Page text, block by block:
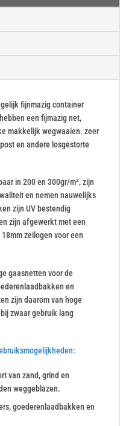
fijnmazig container
een fijmazig net,
makkelijk wegwaaien. zeer
en andere losgestorte
in 200 en 300gr/m², zijn
en nemen nauwelijks
zijn UV bestendig
zijn afgewerkt met een
zeilogen voor een
gaasnetten voor de
en
zijn daarom van hoge
zwaar gebruik lang
van zand, grind en
weggeblazen.
goederenlaadbakken en